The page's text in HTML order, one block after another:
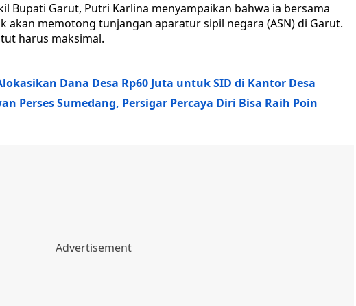
Bupati Garut, Putri Karlina menyampaikan bahwa ia bersama
akan memotong tunjangan aparatur sipil negara (ASN) di Garut.
harus maksimal.
Dana Desa Rp60 Juta untuk SID di Kantor Desa
Perses Sumedang, Persigar Percaya Diri Bisa Raih Poin